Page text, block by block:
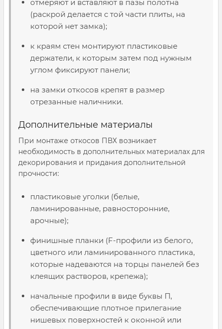
отмеряют и вставляют в пазы полотна
(раскрой делается с той части плиты, на
которой нет замка);
к краям стен монтируют пластиковые
держатели, к которым затем под нужным
углом фиксируют панели;
на замки откосов крепят в размер
отрезанные наличники.
Дополнительные материалы
При монтаже откосов ПВХ возникает
необходимость в дополнительных материалах для
декорирования и придания дополнительной
прочности:
пластиковые уголки (белые,
ламинированные, равносторонние,
арочные);
финишные планки (F-профили из белого,
цветного или ламинированного пластика,
которые надеваются на торцы панелей без
клеящих растворов, крепежа);
начальные профили в виде буквы П,
обеспечивающие плотное прилегание
нишевых поверхностей к оконной или